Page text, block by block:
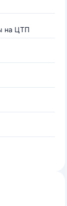
на ЦТП